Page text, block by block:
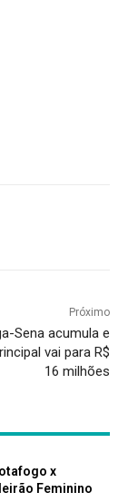
Próximo
Sena acumula e
vai para R$
16 milhões
x
Feminino